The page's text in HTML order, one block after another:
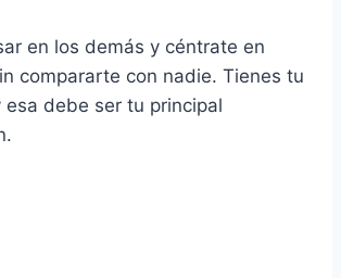
en los demás y céntrate en
compararte con nadie. Tienes tu
esa debe ser tu principal